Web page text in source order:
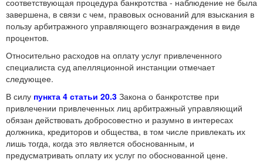
соответствующая процедура банкротства - наблюдение не была
завершена, в связи с чем, правовых оснований для взыскания в
пользу арбитражного управляющего вознаграждения в виде
процентов.
Относительно расходов на оплату услуг привлеченного
специалиста суд апелляционной инстанции отмечает
следующее.
В силу пункта 4 статьи 20.3 Закона о банкротстве при
привлечении привлеченных лиц арбитражный управляющий
обязан действовать добросовестно и разумно в интересах
должника, кредиторов и общества, в том числе привлекать их
лишь тогда, когда это является обоснованным, и
предусматривать оплату их услуг по обоснованной цене.